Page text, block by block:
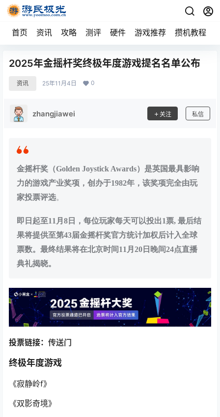
首页 资讯 攻略 测评 硬件 游戏推荐 攒机教程
2025年金摇杆奖终极年度游戏提名名单公布
资讯 25年11月4日 0
zhangjiawei 关注 私信
金摇杆奖（Golden Joystick Awards）是英国最具影响
力的游戏产业奖项，创办于1982年，该奖项完全由玩
家投票评选。
即日起至11月8日，每位玩家每天可以投出1票, 最后结
果将提供至第43届金摇杆奖官方统计加权后计入全球
票数。最终结果将在北京时间11月20日晚间24点直播
典礼揭晓。
投票链接： 传送门
终极年度游戏
《寂静岭f》
《双影奇境》